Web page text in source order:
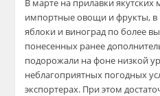
В марте на прилавки якутских
импортные овощи и фрукты, в
яблоки и виноград по более
понесенных ранее
подорожали на фоне низкой
неблагоприятных погодных
экспортерах. При этом